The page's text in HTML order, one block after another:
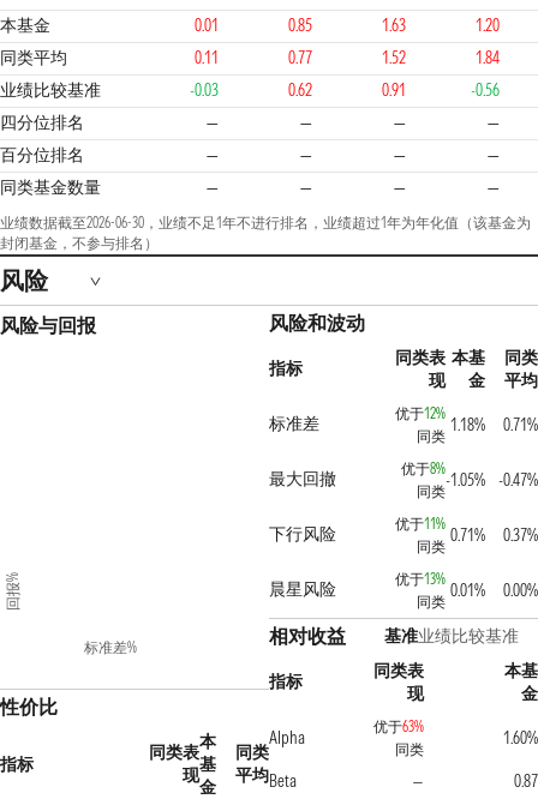
本基金
0.01 0.85 1.63
1.20
同类平均
0.11 0.77 1.52
1.84
业绩比较基准
-0.03 0.62 0.91
-0.56
四分位排名
— — —
—
百分位排名
— — —
—
同类基金数量
— — — —
业绩数据截至2026-06-30，业绩不足1年不进行排名，业绩超过1年为年化值（该基金为
封闭基金，不参与排名）
风险
风险与回报
标准差%
回报%
性价比
指标
同类表
现
本
基
金
同类
平均
风险和波动
指标
同类表
现
本基
金
同类
平均
标准差
优于12%
同类
1.18% 0.71%
最大回撤 优于8%
同类
-1.05% -0.47%
下行风险 优于11%
同类
0.71% 0.37%
晨星风险 优于13%
同类
0.01% 0.00%
相对收益 基准业绩比较基准
指标
同类表
现
本基
金
Alpha
优于63%
同类
1.60%
Beta
—
0.87